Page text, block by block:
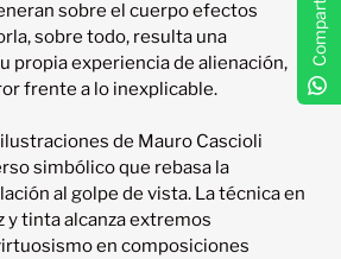
sobre el cuerpo efectos
sobre todo, resulta una
propia experiencia de alienación,
frente a lo inexplicable.
de Mauro Cascioli
simbólico que rebasa la
al golpe de vista. La técnica en
y tinta alcanza extremos
en composiciones
Compartir